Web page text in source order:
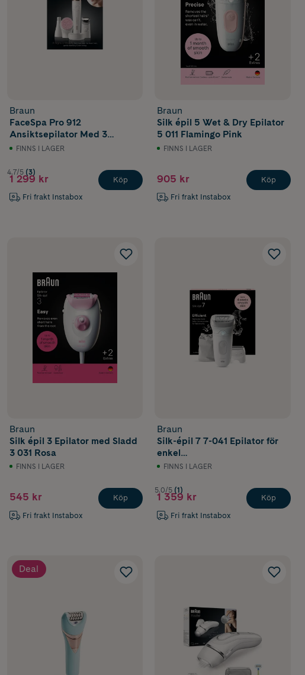
Braun
FaceSpa Pro 912
Ansiktsepilator Med 3
Extrafunktioner
FINNS I LAGER
4.7/5 (3)
1 299 kr
Fri frakt Instabox
Köp
Braun
Silk épil 5 Wet & Dry Epilator
5 011 Flamingo Pink
FINNS I LAGER
905 kr
Fri frakt Instabox
Köp
Braun
Silk épil 3 Epilator med Sladd
3 031 Rosa
FINNS I LAGER
545 kr
Fri frakt Instabox
Köp
Braun
Silk-épil 7 7-041 Epilator för
enkel
hårborttagningVit/Silver
FINNS I LAGER
5.0/5 (1)
1 359 kr
Fri frakt Instabox
Köp
Deal